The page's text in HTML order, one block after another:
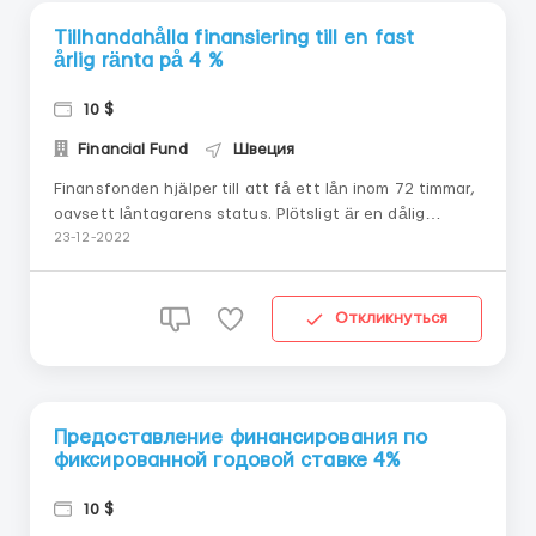
Tillhandahålla finansiering till en fast
årlig ränta på 4 %
10 $
Financial Fund Швеция
Finansfonden hjälper till att få ett lån inom 72 timmar,
oavsett låntagarens status. Plötsligt är en dålig
kredithistorik eller brottslighet inte längre ett hinder för
23-12-2022
Откликнуться
Предоставление финансирования по
фиксированной годовой ставке 4%
10 $